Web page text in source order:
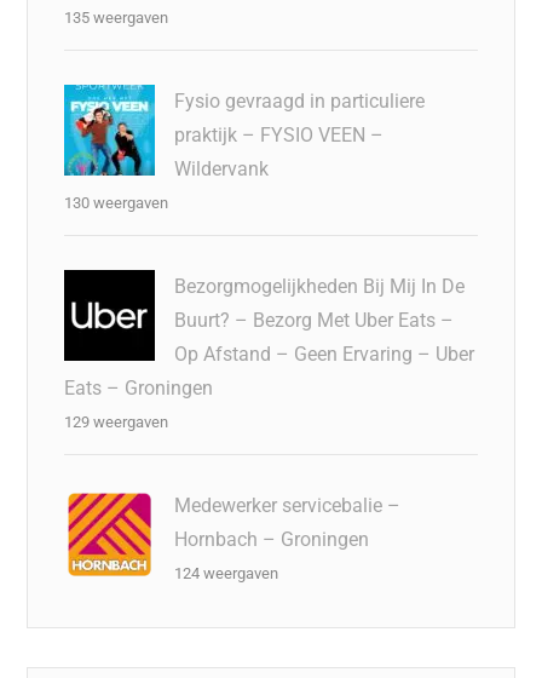
135 weergaven
Fysio gevraagd in particuliere
praktijk – FYSIO VEEN –
Wildervank
130 weergaven
Bezorgmogelijkheden Bij Mij In De
Buurt? – Bezorg Met Uber Eats –
Op Afstand – Geen Ervaring – Uber
Eats – Groningen
129 weergaven
Medewerker servicebalie –
Hornbach – Groningen
124 weergaven